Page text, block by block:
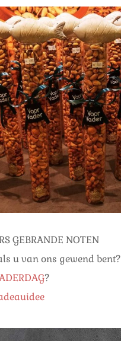
GEBRANDE NOTEN
u van ons gewend bent?
?